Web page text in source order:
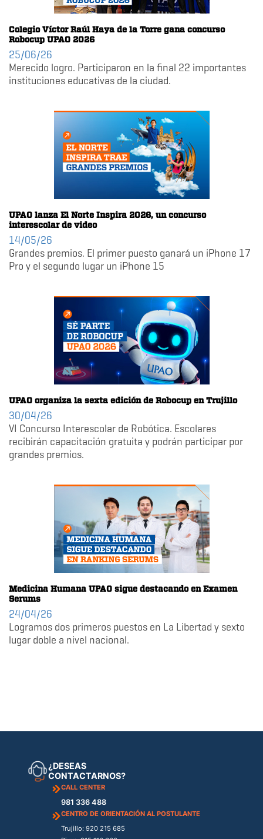
Colegio Víctor Raúl Haya de la Torre gana concurso
Robocup UPAO 2026
25/06/26
Merecido logro. Participaron en la final 22 importantes
instituciones educativas de la ciudad.
UPAO lanza El Norte Inspira 2026, un concurso
interescolar de video
14/05/26
Grandes premios. El primer puesto ganará un iPhone 17
Pro y el segundo lugar un iPhone 15
UPAO organiza la sexta edición de Robocup en Trujillo
30/04/26
VI Concurso Interescolar de Robótica. Escolares
recibirán capacitación gratuita y podrán participar por
grandes premios.
Medicina Humana UPAO sigue destacando en Examen
Serums
24/04/26
Logramos dos primeros puestos en La Libertad y sexto
lugar doble a nivel nacional.